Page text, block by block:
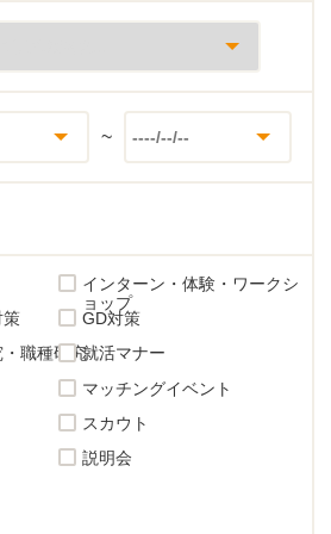
~
インターン・体験・ワークシ
ョップ
策
GD対策
職種研究就活マナー
マッチングイベント
スカウト
説明会